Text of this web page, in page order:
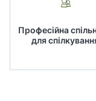
Професійна
для